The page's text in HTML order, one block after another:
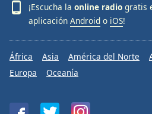
¡Escucha la online radio gratis
aplicación Android o iOS!
África Asia América del Norte
Europa
Oceanía